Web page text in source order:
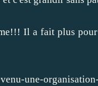
Il a fait plus
une-